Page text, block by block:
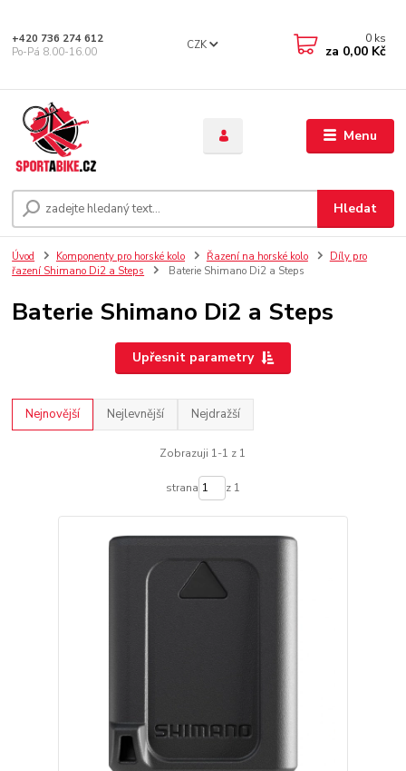
Menu
CZK
Hledat
+420 736 274 612
Po-Pá 8.00-16.00
0 ks
za 0,00 Kč
Úvod Komponenty pro horské kolo Řazení na horské kolo
Díly pro
řazení Shimano Di2 a Steps
Baterie Shimano Di2 a Steps
Baterie Shimano Di2 a Steps
Upřesnit parametry
Nejnovější Nejlevnější Nejdražší
Zobrazuji 1-1 z 1
strana z 1